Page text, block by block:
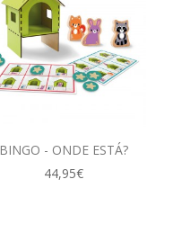
BINGO - ONDE ESTÁ?
44,95€